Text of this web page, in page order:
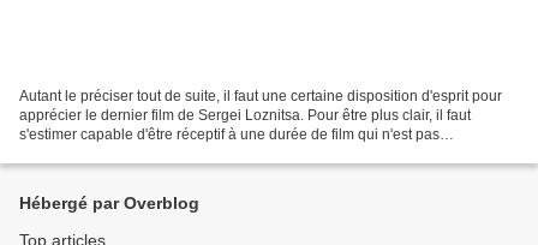
Autant le préciser tout de suite, il faut une certaine disposition d'esprit pour
apprécier le dernier film de Sergei Loznitsa. Pour être plus clair, il faut
s'estimer capable d'être réceptif à une durée de film qui n'est pas
Hébergé par Overblog
Top articles